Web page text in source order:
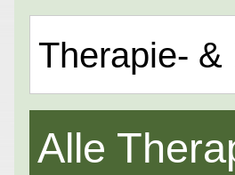
Therapie- &
Alle